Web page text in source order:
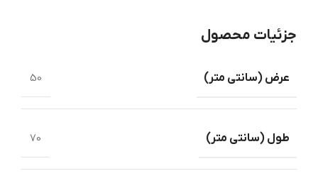
جزئیات محصول
عرض ‏(‏سانتی متر‏) 50
طول ‏(‏سانتی متر‏)‏ 70